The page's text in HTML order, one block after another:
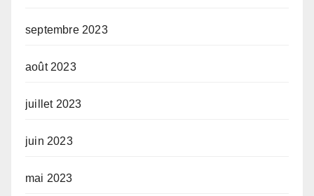
septembre 2023
août 2023
juillet 2023
juin 2023
mai 2023